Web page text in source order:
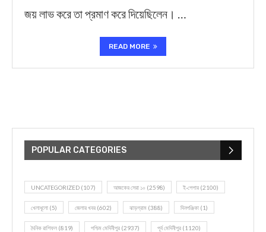
জয় লাভ করে তা প্রমাণ করে দিয়েছিলেন। …
READ MORE
POPULAR CATEGORIES
UNCATEGORIZED (107) আজকের সেরা ১০ (2598) ই-পেপার (2100)
খেলাধূলো (5) জেলার খবর (602) ঝাড়গ্রাম (388) দিনপঞ্জিকা (1)
দৈনিক রাশিফল (819) পশ্চিম মেদিনীপুর (2937) পূর্ব মেদিনীপুর (1120)